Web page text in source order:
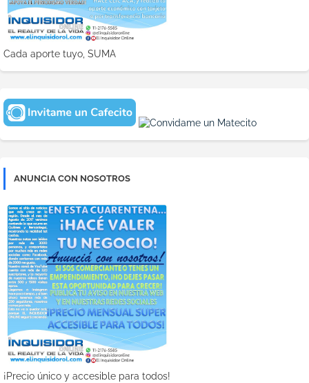
Cada aporte tuyo, SUMA
ANUNCIA CON NOSOTROS
¡Precio único y accesible para todos!